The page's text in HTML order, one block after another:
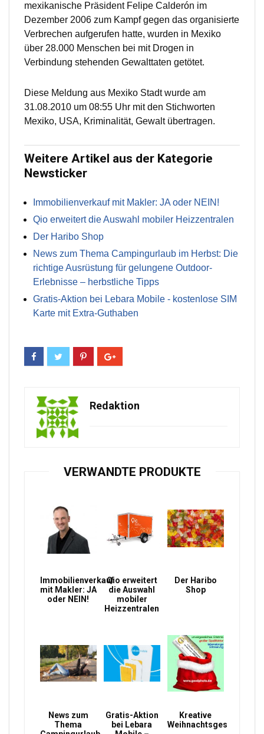
mexikanische Präsident Felipe Calderón im
Dezember 2006 zum Kampf gegen das organisierte
Verbrechen aufgerufen hatte, wurden in Mexiko
über 28.000 Menschen bei mit Drogen in
Verbindung stehenden Gewalttaten getötet.
Diese Meldung aus Mexiko Stadt wurde am
31.08.2010 um 08:55 Uhr mit den Stichworten
Mexiko, USA, Kriminalität, Gewalt übertragen.
Weitere Artikel aus der Kategorie
Newsticker
Immobilienverkauf mit Makler: JA oder NEIN!
Qio erweitert die Auswahl mobiler Heizzentralen
Der Haribo Shop
News zum Thema Campingurlaub im Herbst: Die
richtige Ausrüstung für gelungene Outdoor-
Erlebnisse – herbstliche Tipps
Gratis-Aktion bei Lebara Mobile - kostenlose SIM
Karte mit Extra-Guthaben
Redaktion
VERWANDTE PRODUKTE
Immobilienverkauf
mit Makler: JA
oder NEIN!
Qio erweitert
die Auswahl
mobiler
Heizzentralen
Der Haribo
Shop
News zum
Thema
Gratis-Aktion
bei Lebara
Kreative
Weihnachtsgeschenke